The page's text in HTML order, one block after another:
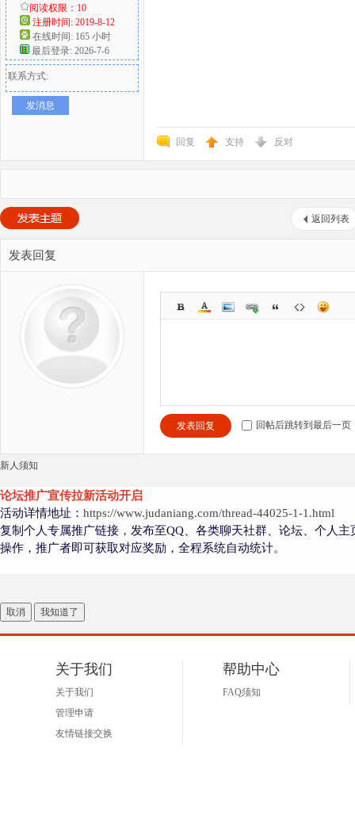
阅读权限：10
注册时间: 2019-8-12
在线时间: 165 小时
最后登录: 2026-7-6
联系方式:
发消息
回复 支持 反对
返回列表
发表回复
发表回复 回帖后跳转到最后一页
新人须知
论坛推广宣传拉新活动开启
活动详情地址： https://www.judaniang.com/thread-44025-1-1.html
复制个人专属推广链接，发布至QQ、各类聊天社群、论坛、个人
操作，推广者即可获取对应奖励，全程系统自动统计。
取消 我知道了
关于我们
关于我们
管理申请
友情链接交换
帮助中心
FAQ须知